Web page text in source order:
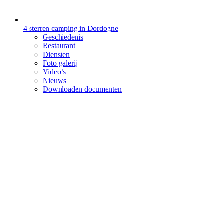
4 sterren camping in Dordogne
Geschiedenis
Restaurant
Diensten
Foto galerij
Video’s
Nieuws
Downloaden documenten